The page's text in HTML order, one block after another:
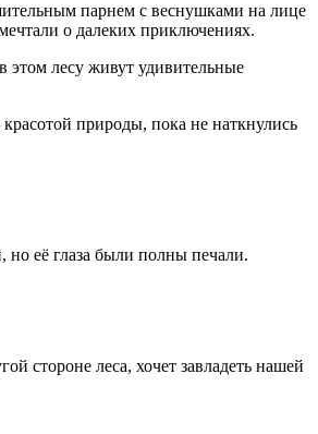
парнем с веснушками на лице
о далеких приключениях.
этом лесу живут удивительные
природы, пока не наткнулись
её глаза были полны печали.
стороне леса, хочет завладеть нашей